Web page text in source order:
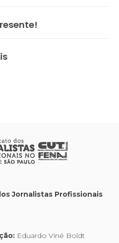
Jornalistas Profissionais
Eduardo Viné Boldt